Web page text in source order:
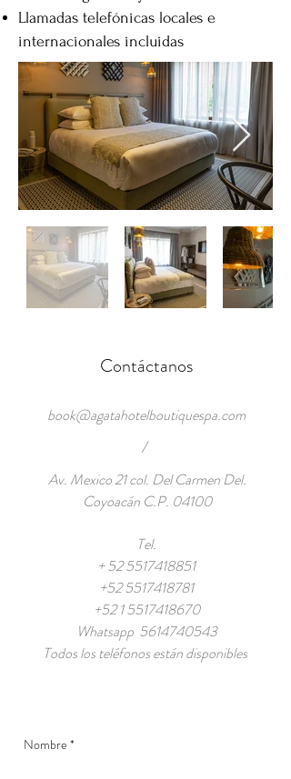
Llamadas telefónicas locales e
internacionales incluidas
Contáctanos
book@agatahotelboutiquespa.com
/
Av. Mexico 21 col. Del Carmen Del.
Coyoacán C.P. 04100
Tel.
+52 5517418851
+52 5517418781
+52 1 5517418670
Whatsapp 5614740543
Todos los teléfonos están disponibles